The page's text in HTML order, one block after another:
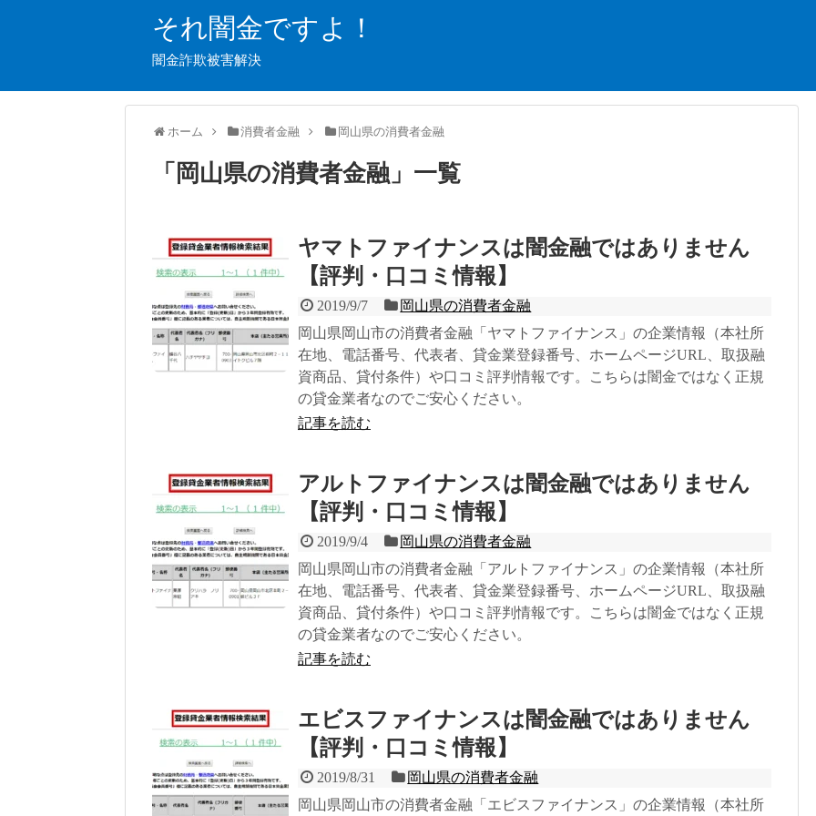
それ闇金ですよ！
闇金詐欺被害解決
ホーム 消費者金融 岡山県の消費者金融
「 岡山県の消費者金融 」 一覧
ヤマトファイナンスは闇金融ではありません
【評判・口コミ情報】
2019/9/7
岡山県の消費者金融
岡山県岡山市の消費者金融「ヤマトファイナンス」の企業情報（本社所
在地、電話番号、代表者、貸金業登録番号、ホームページURL、取扱融
資商品、貸付条件）や口コミ評判情報です。こちらは闇金ではなく正規
の貸金業者なのでご安心ください。
記事を読む
アルトファイナンスは闇金融ではありません
【評判・口コミ情報】
2019/9/4
岡山県の消費者金融
岡山県岡山市の消費者金融「アルトファイナンス」の企業情報（本社所
在地、電話番号、代表者、貸金業登録番号、ホームページURL、取扱融
資商品、貸付条件）や口コミ評判情報です。こちらは闇金ではなく正規
の貸金業者なのでご安心ください。
記事を読む
エビスファイナンスは闇金融ではありません
【評判・口コミ情報】
2019/8/31
岡山県の消費者金融
岡山県岡山市の消費者金融「エビスファイナンス」の企業情報（本社所